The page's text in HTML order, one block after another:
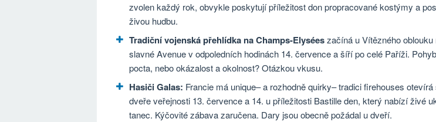
zvolen každý rok, obvykle poskytují příležitost don propracované kostýmy a
živou hudbu.
Tradiční vojenská přehlídka na Champs-Elyséeszačíná u Vítězného oblouku
slavné Avenue v odpoledních hodinách 14. července a šíří po celé Paříži.
pocta, nebo okázalost a okolnost? Otázkou vkusu.
Hasiči Galas: Francie má unique– a rozhodně quirky– tradici firehouses otevírá
dveře veřejnosti 13. července a 14. u příležitosti Bastille den, který nabízí živé
tanec. Kýčovité zábava zaručena. Dary jsou obecně požádal u dveří.